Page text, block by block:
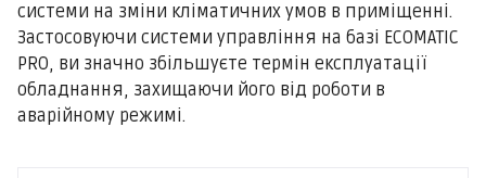
системи на зміни кліматичних умов в приміщенні.
Застосовуючи системи управління на базі ЕСOMATIC
PRO, ви значно збільшуєте термін експлуатації
обладнання, захищаючи його від роботи в
аварійному режимі.